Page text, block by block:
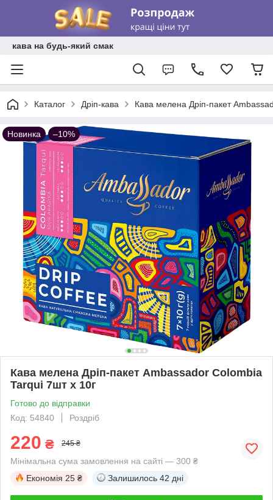
кава на будь-який смак
Каталог Дріп-кава Кава мелена Дріп-пакет
Новинка –10%
Кава мелена Дріп-пакет Ambassador Colombia
Tarqui 7шт х 10г
Готово до відправки
Код: 54840
Роздріб
220 ₴ 245 ₴
Мінімальна сума замовлення на сайті — 300 ₴
Економія 25 ₴ Залишилось 42 дні